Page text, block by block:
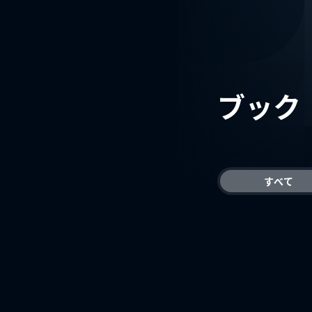
ブック
すべて